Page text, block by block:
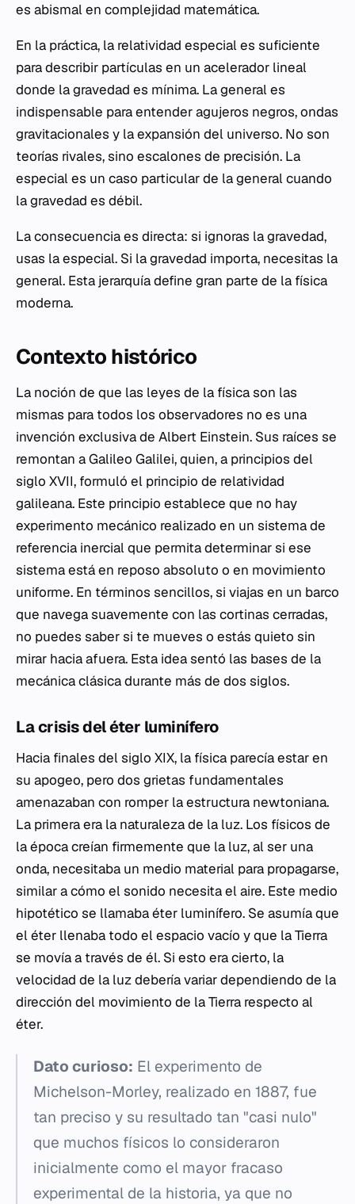
es abismal en complejidad matemática.
En la práctica, la relatividad especial es suficiente
para describir partículas en un acelerador lineal
donde la gravedad es mínima. La general es
indispensable para entender agujeros negros, ondas
gravitacionales y la expansión del universo. No son
teorías rivales, sino escalones de precisión. La
especial es un caso particular de la general cuando
la gravedad es débil.
La consecuencia es directa: si ignoras la gravedad,
usas la especial. Si la gravedad importa, necesitas la
general. Esta jerarquía define gran parte de la física
moderna.
Contexto histórico
La noción de que las leyes de la física son las
mismas para todos los observadores no es una
invención exclusiva de Albert Einstein. Sus raíces se
remontan a Galileo Galilei, quien, a principios del
siglo XVII, formuló el principio de relatividad
galileana. Este principio establece que no hay
experimento mecánico realizado en un sistema de
referencia inercial que permita determinar si ese
sistema está en reposo absoluto o en movimiento
uniforme. En términos sencillos, si viajas en un barco
que navega suavemente con las cortinas cerradas,
no puedes saber si te mueves o estás quieto sin
mirar hacia afuera. Esta idea sentó las bases de la
mecánica clásica durante más de dos siglos.
La crisis del éter luminífero
Hacia finales del siglo XIX, la física parecía estar en
su apogeo, pero dos grietas fundamentales
amenazaban con romper la estructura newtoniana.
La primera era la naturaleza de la luz. Los físicos de
la época creían firmemente que la luz, al ser una
onda, necesitaba un medio material para propagarse,
similar a cómo el sonido necesita el aire. Este medio
hipotético se llamaba éter luminífero. Se asumía que
el éter llenaba todo el espacio vacío y que la Tierra
se movía a través de él. Si esto era cierto, la
velocidad de la luz debería variar dependiendo de la
dirección del movimiento de la Tierra respecto al
éter.
Dato curioso: El experimento de
Michelson-Morley, realizado en 1887, fue
tan preciso y su resultado tan "casi nulo"
que muchos físicos lo consideraron
inicialmente como el mayor fracaso
experimental de la historia, ya que no